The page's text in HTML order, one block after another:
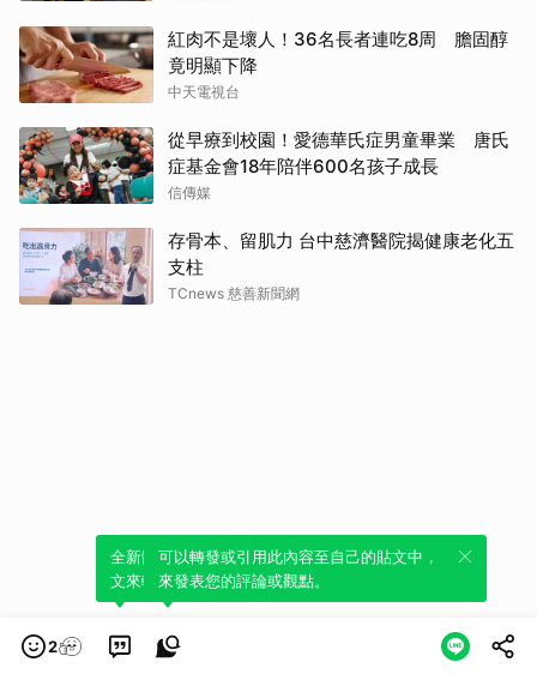
紅肉不是壞人！36名長者連吃8周 膽固醇
竟明顯下降
中天電視台
從早療到校園！愛德華氏症男童畢業 唐氏
症基金會18年陪伴600名孩子成長
信傳媒
存骨本、留肌力 台中慈濟醫院揭健康老化五
支柱
TCnews 慈善新聞網
2
全新體驗！一鍵引用此內容，透過發布貼
文來輕鬆表達個人立場。
可以轉發或引用此內容至自己的貼文中，
來發表您的評論或觀點。